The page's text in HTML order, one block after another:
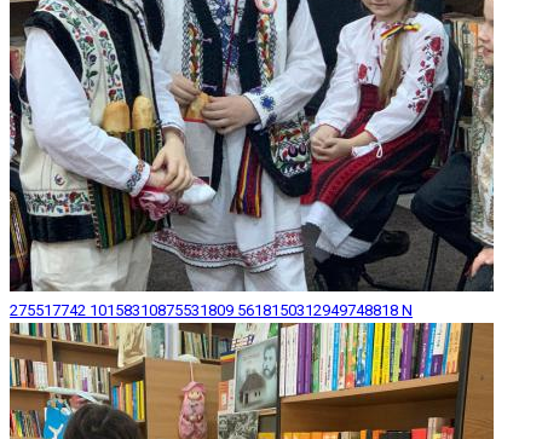
275517742 10158310875531809 5618150312949748818 N